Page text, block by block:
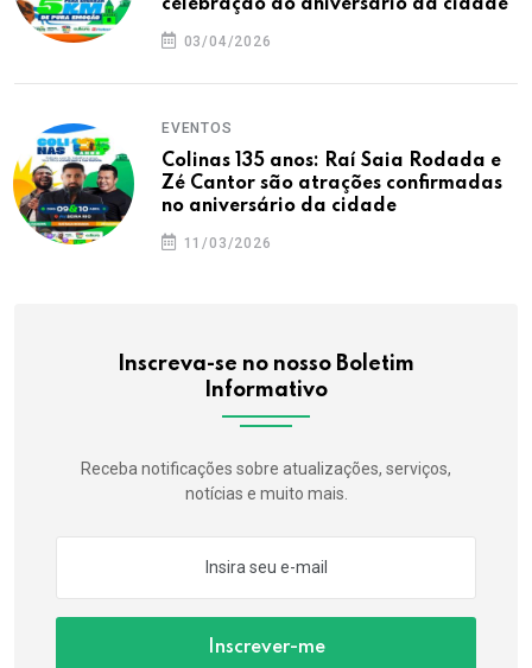
celebração ao aniversário da cidade
03/04/2026
EVENTOS
Colinas 135 anos: Raí Saia Rodada e
Zé Cantor são atrações confirmadas
no aniversário da cidade
11/03/2026
Inscreva-se no nosso Boletim
Informativo
Receba notificações sobre atualizações, serviços,
notícias e muito mais.
Inscrever-me